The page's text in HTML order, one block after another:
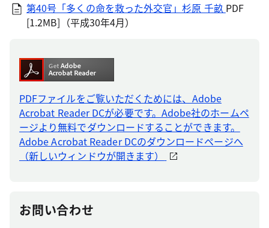
第40号「多くの命を救った外交官」杉原 千畝 PDF
[1.2MB] （平成30年4月）
PDFファイルをご覧いただくためには、Adobe
Acrobat Reader DCが必要です。Adobe社のホームペ
ージより無料でダウンロードすることができます。
Adobe Acrobat Reader DCのダウンロードページへ
（新しいウィンドウが開きます）
お問い合わせ